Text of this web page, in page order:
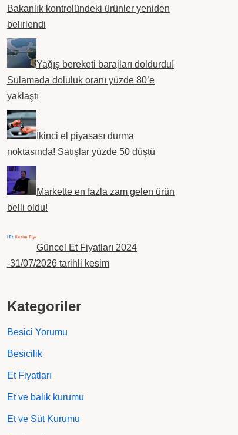
Bakanlık kontrolündeki ürünler yeniden
belirlendi
Yağış bereketi barajları doldurdu!
Sulamada doluluk oranı yüzde 80’e
yaklaştı
İkinci el piyasası durma
noktasında! Satışlar yüzde 50 düştü
Markette en fazla zam gelen ürün
belli oldu!
Güncel Et Fiyatları 2024
-31/07/2026 tarihli kesim
Kategoriler
Besici Yorumu
Besicilik
Et Fiyatları
Et ve balık kurumu
Et ve Süt Kurumu